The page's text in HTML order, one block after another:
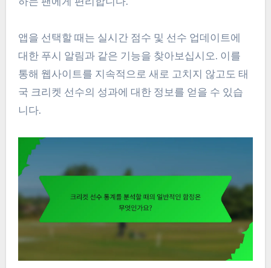
앱을 선택할 때는 실시간 점수 및 선수 업데이트에
대한 푸시 알림과 같은 기능을 찾아보십시오. 이를
통해 웹사이트를 지속적으로 새로 고치지 않고도 태
국 크리켓 선수의 성과에 대한 정보를 얻을 수 있습
니다.